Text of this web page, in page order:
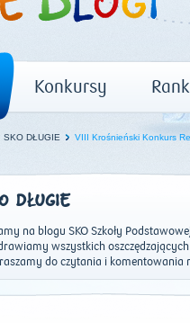
Konkursy
SKO DŁUGIE VIII Krośnieński Konkurs
DŁUGIE
na blogu SKO Szkoły
wszystkich
do czytania i komentowania